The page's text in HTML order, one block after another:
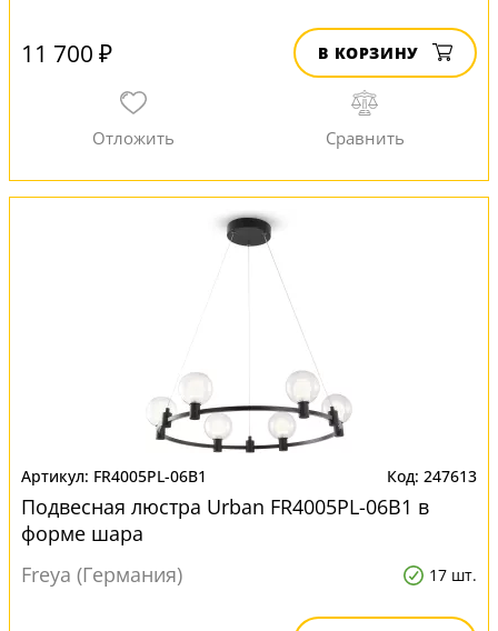
11 700 ₽ В КОРЗИНУ
FR4005PL-06B1 247613
Подвесная люстра Urban FR4005PL-06B1 в
форме шара
Freya (Германия)
17 шт.